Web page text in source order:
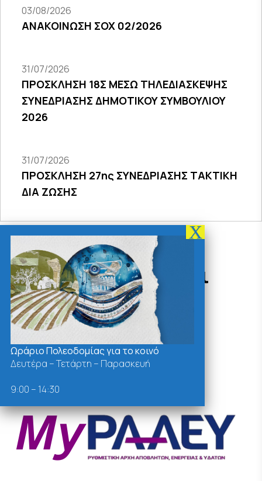
03/08/2026
ΑΝΑΚΟΙΝΩΣΗ ΣΟΧ 02/2026
31/07/2026
ΠΡΟΣΚΛΗΣΗ 18Σ ΜΕΣΩ ΤΗΛΕΔΙΑΣΚΕΨΗΣ
ΣΥΝΕΔΡΙΑΣΗΣ ΔΗΜΟΤΙΚΟΥ ΣΥΜΒΟΥΛΙΟΥ
2026
31/07/2026
ΠΡΟΣΚΛΗΣΗ 27ης ΣΥΝΕΔΡΙΑΣΗΣ ΤΑΚΤΙΚΗ
ΔΙΑ ΖΩΣΗΣ
Δράσεις - Χρήσιμοι
Σύνδεσμοι
Ωράριο Πολεοδομίας για το κοινό
Δευτέρα – Τετάρτη – Παρασκευή
9:00 – 14:30